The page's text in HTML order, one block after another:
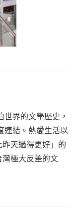
界的文學歷史，
連結。熱愛生活以
天過得更好」的
極大反差的文